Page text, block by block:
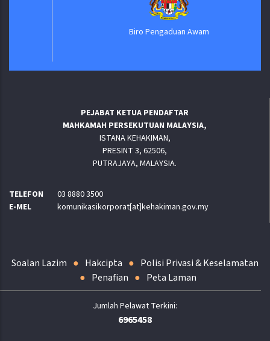
Biro Pengaduan Awam
PEJABAT KETUA PENDAFTAR
MAHKAMAH PERSEKUTUAN MALAYSIA,
ISTANA KEHAKIMAN,
PRESINT 3, 62506,
PUTRAJAYA, MALAYSIA.
TELEFON
03 8880 3500
E-MEL
komunikasikorporat[at]kehakiman.gov.my
Soalan Lazim Hakcipta
Polisi Privasi & Keselamatan
Penafian
Peta Laman
6965458